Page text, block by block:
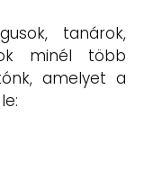
tanárok,
minél több
amelyet a